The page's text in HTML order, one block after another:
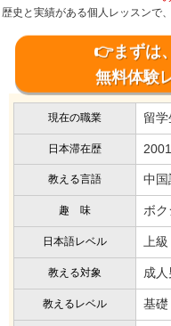
歴史と実績がある個人レッスンで
👉まずは
無料体験
現在の職業 留学
日本滞在歴
教える言語 中国
趣 味 ボ
日本語レベル 上級
教える対象 成
教えるレベル 基礎